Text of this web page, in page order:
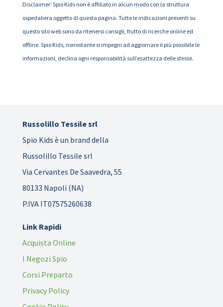
Disclaimer: Spio Kids non è affiliato in alcun modo con la struttura
ospedaliera oggetto di questa pagina. Tutte le indicazioni presenti su
questo sito web sono da ritenersi consigli, frutto di ricerche online ed
offline. Spio Kids, nonostante si impegni ad aggiornare il più possibile le
informazioni, declina ogni responsabilità sull’esattezza delle stesse.
Russolillo Tessile srl
Spio Kids è un brand della
Russolillo Tessile srl
Via Cervantes De Saavedra, 55
80133 Napoli (NA)
P.IVA IT07575260638
Link Rapidi
Acquista Online
I Negozi Spio
Corsi Preparto
Privacy Policy